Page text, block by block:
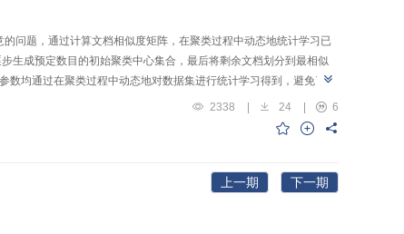
问题，通过计算文档相似度矩阵，在聚类过程中动态地统计学习已
生成预定数目的初始聚类中心集合，最后将剩余文档划分到最相似
均通过在聚类过程中动态地对数据集进行统计学习得到，避免了多
2338 | 24 |
6
上一期 下一期